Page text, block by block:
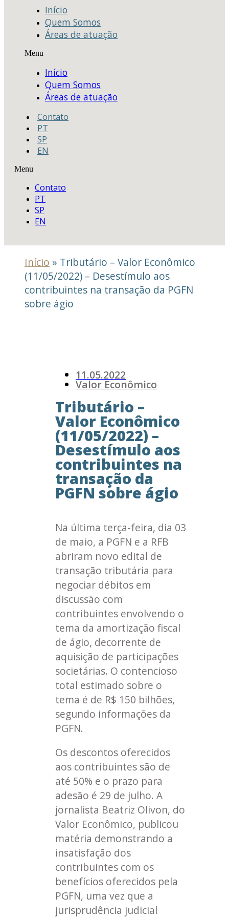
Início
Quem Somos
Áreas de atuação
Menu
Início
Quem Somos
Áreas de atuação
Contato
PT
SP
EN
Menu
Contato
PT
SP
EN
Início » Tributário – Valor Econômico
(11/05/2022) – Desestímulo aos
contribuintes na transação da PGFN
sobre ágio
11.05.2022
Valor Econômico
Tributário –
Valor Econômico
(11/05/2022) –
Desestímulo aos
contribuintes na
transação da
PGFN sobre ágio
Na última terça-feira, dia 03
de maio, a PGFN e a RFB
abriram novo edital de
transação tributária para
negociar débitos em
discussão com
contribuintes envolvendo o
tema da amortização fiscal
de ágio, decorrente de
aquisição de participações
societárias. O contencioso
total estimado sobre o
tema é de R$ 150 bilhões,
segundo informações da
PGFN.
Os descontos oferecidos
aos contribuintes são de
até 50% e o prazo para
adesão é 29 de julho. A
jornalista Beatriz Olivon, do
Valor Econômico, publicou
matéria demonstrando a
insatisfação dos
contribuintes com os
benefícios oferecidos pela
PGFN, uma vez que a
jurisprudência judicial